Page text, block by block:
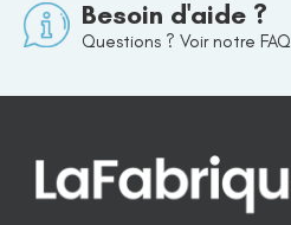
Besoin d'aide ?
Questions ? Voir notre FAQ